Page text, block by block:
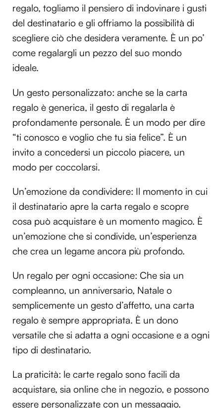
regalo, togliamo il pensiero di indovinare i gusti
del destinatario e gli offriamo la possibilità di
scegliere ciò che desidera veramente. È un po’
come regalargli un pezzo del suo mondo
ideale.
Un gesto personalizzato: anche se la carta
regalo è generica, il gesto di regalarla è
profondamente personale. È un modo per dire
“ti conosco e voglio che tu sia felice”. È un
invito a concedersi un piccolo piacere, un
modo per coccolarsi.
Un’emozione da condividere: Il momento in cui
il destinatario apre la carta regalo e scopre
cosa può acquistare è un momento magico. È
un’emozione che si condivide, un’esperienza
che crea un legame ancora più profondo.
Un regalo per ogni occasione: Che sia un
compleanno, un anniversario, Natale o
semplicemente un gesto d’affetto, una carta
regalo è sempre appropriata. È un dono
versatile che si adatta a ogni occasione e a ogni
tipo di destinatario.
La praticità: le carte regalo sono facili da
acquistare, sia online che in negozio, e possono
essere personalizzate con un messaggio.